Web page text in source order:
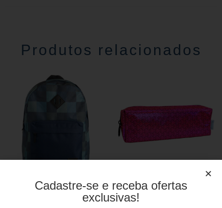
Produtos relacionados
Mochila linha casual
Estojo Juvenil YS27109
Cadastre-se e receba ofertas
exclusivas!